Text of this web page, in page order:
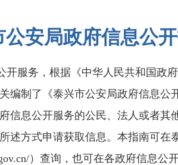
公安局政府信息公
开服务，根据《中华人民共和国政
编制了《泰兴市公安局政府信息公
信息公开服务的公民、法人或者其
述方式申请获取信息。本指南可在
）查询，也可在各政府信息公